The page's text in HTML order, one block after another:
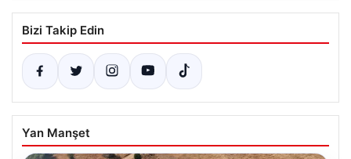
Bizi Takip Edin
Yan Manşet